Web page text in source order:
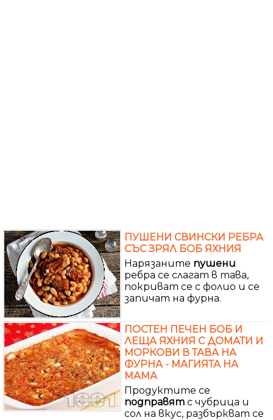
ПУШЕНИ СВИНСКИ РЕБРА
СЪС ЗРЯЛ БОБ ЯХНИЯ
Нарязаните пушени
ребра се слагат в тава,
покриват се с фолио и се
запичат на фурна.
ПОСТЕН ПЕЧЕН БОБ И
ЛЕЩА ЯХНИЯ С ДОМАТИ И
МОРКОВИ В ТАВА НА
ФУРНА - МАГИЯТА НА
МАМА
Продуктите се
подправят с чубрица и
сол на вкус, разбъркват се